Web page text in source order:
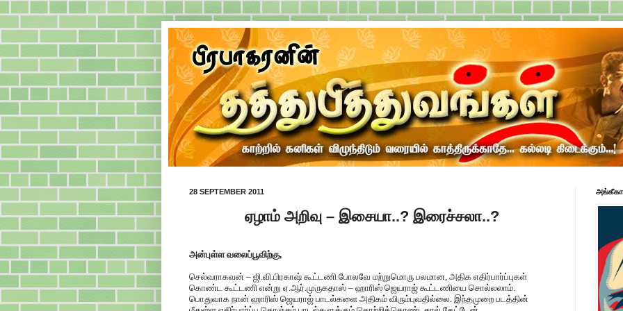
28 SEPTEMBER 2011
ஏழாம் அறிவு – இசையா..? இரைச்சலா..?
அன்புள்ள வலைப்பூவிற்கு,
செல்வராகவன் – ஜி.வி.பிரகாஷ் கூட்டணி போலவே மற்றுமொரு பலமான, அதிக எதிர்பார்ப்புகள்
கொண்ட கூட்டணி என்று ஏ.ஆர்.முருகதாஸ் – ஹாரிஸ் ஜெயராஜ் கூட்டணியை சொல்லலாம்.
பொதுவாக நான் ஹாரிஸ் ஜெயராஜ் பாடல்களை அதிகம் விரும்புவதில்லை. இந்தமுறை படத்தின்